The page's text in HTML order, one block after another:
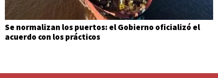
Se normalizan los puertos: el Gobierno oficializó el
acuerdo con los prácticos